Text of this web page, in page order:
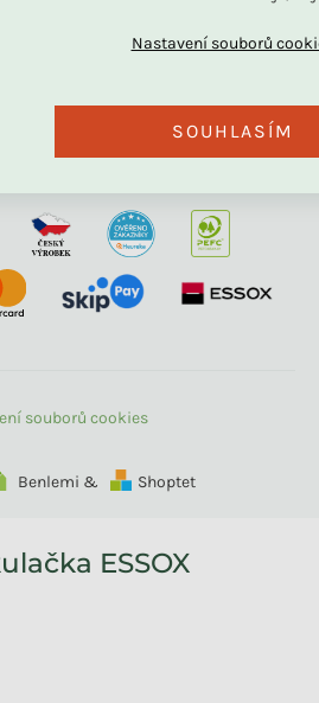
SOUHLASÍM
Benlemi & Shoptet
ESSOX